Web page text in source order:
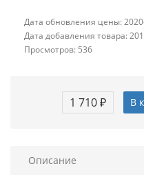
Дата обновления цены:
Дата добавления товара:
Просмотров: 536
1 710 ₽ В
Описание